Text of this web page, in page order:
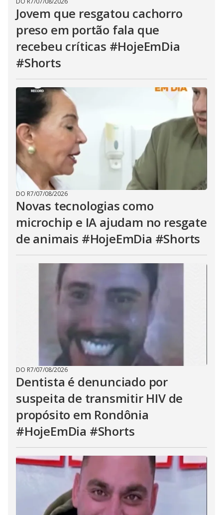
Jovem que resgatou cachorro
preso em portão fala que
recebeu críticas #HojeEmDia
#Shorts
DO R7/07/08/2026
Novas tecnologias como
microchip e IA ajudam no resgate
de animais #HojeEmDia #Shorts
DO R7/07/08/2026
Dentista é denunciado por
suspeita de transmitir HIV de
propósito em Rondônia
#HojeEmDia #Shorts